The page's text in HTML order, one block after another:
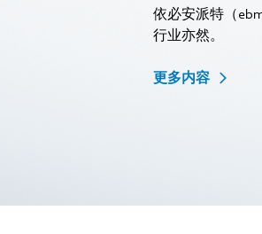
依必安派特（
行业亦然。
更多内容